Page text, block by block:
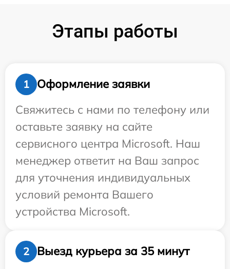
Этапы работы
1
Оформление заявки
Свяжитесь с нами по телефону или
оставьте заявку на сайте
сервисного центра Microsoft. Наш
менеджер ответит на Ваш запрос
для уточнения индивидуальных
условий ремонта Вашего
устройства Microsoft.
2
Выезд курьера за 35 минут